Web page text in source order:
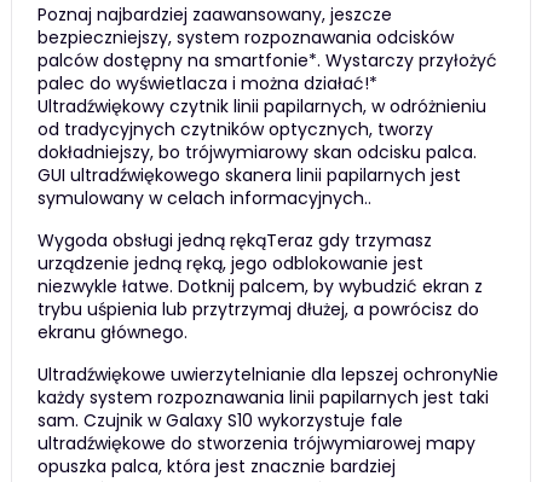
Poznaj najbardziej zaawansowany, jeszcze
bezpieczniejszy, system rozpoznawania odcisków
palców dostępny na smartfonie*. Wystarczy przyłożyć
palec do wyświetlacza i można działać!*
Ultradźwiękowy czytnik linii papilarnych, w odróżnieniu
od tradycyjnych czytników optycznych, tworzy
dokładniejszy, bo trójwymiarowy skan odcisku palca.
GUI ultradźwiękowego skanera linii papilarnych jest
symulowany w celach informacyjnych..
Wygoda obsługi jedną rękąTeraz gdy trzymasz
urządzenie jedną ręką, jego odblokowanie jest
niezwykle łatwe. Dotknij palcem, by wybudzić ekran z
trybu uśpienia lub przytrzymaj dłużej, a powrócisz do
ekranu głównego.
Ultradźwiękowe uwierzytelnianie dla lepszej ochronyNie
każdy system rozpoznawania linii papilarnych jest taki
sam. Czujnik w Galaxy S10 wykorzystuje fale
ultradźwiękowe do stworzenia trójwymiarowej mapy
opuszka palca, która jest znacznie bardziej